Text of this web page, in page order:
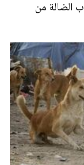
الضالة من